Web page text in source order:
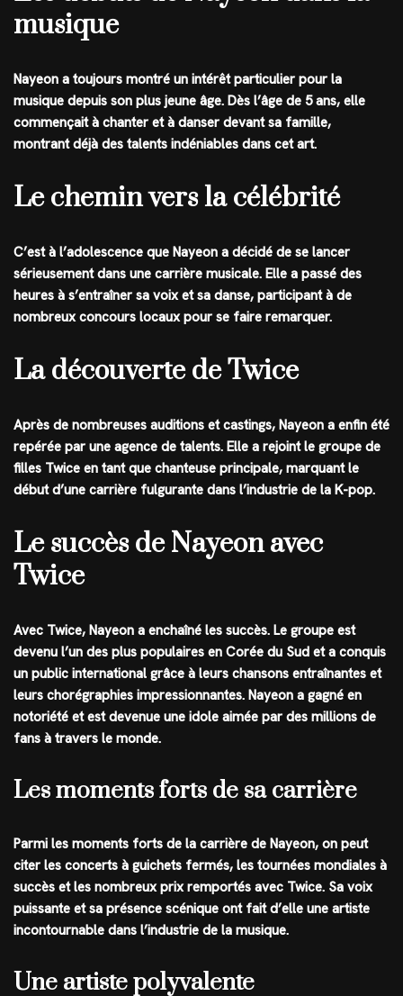
musique
Nayeon a toujours montré un intérêt particulier pour la
musique depuis son plus jeune âge. Dès l’âge de 5 ans, elle
commençait à chanter et à danser devant sa famille,
montrant déjà des talents indéniables dans cet art.
Le chemin vers la célébrité
C’est à l’adolescence que Nayeon a décidé de se lancer
sérieusement dans une carrière musicale. Elle a passé des
heures à s’entraîner sa voix et sa danse, participant à de
nombreux concours locaux pour se faire remarquer.
La découverte de Twice
Après de nombreuses auditions et castings, Nayeon a enfin été
repérée par une agence de talents. Elle a rejoint le groupe de
filles Twice en tant que chanteuse principale, marquant le
début d’une carrière fulgurante dans l’industrie de la K-pop.
Le succès de Nayeon avec
Twice
Avec Twice, Nayeon a enchaîné les succès. Le groupe est
devenu l’un des plus populaires en Corée du Sud et a conquis
un public international grâce à leurs chansons entraînantes et
leurs chorégraphies impressionnantes. Nayeon a gagné en
notoriété et est devenue une idole aimée par des millions de
fans à travers le monde.
Les moments forts de sa carrière
Parmi les moments forts de la carrière de Nayeon, on peut
citer les concerts à guichets fermés, les tournées mondiales à
succès et les nombreux prix remportés avec Twice. Sa voix
puissante et sa présence scénique ont fait d’elle une artiste
incontournable dans l’industrie de la musique.
Une artiste polyvalente